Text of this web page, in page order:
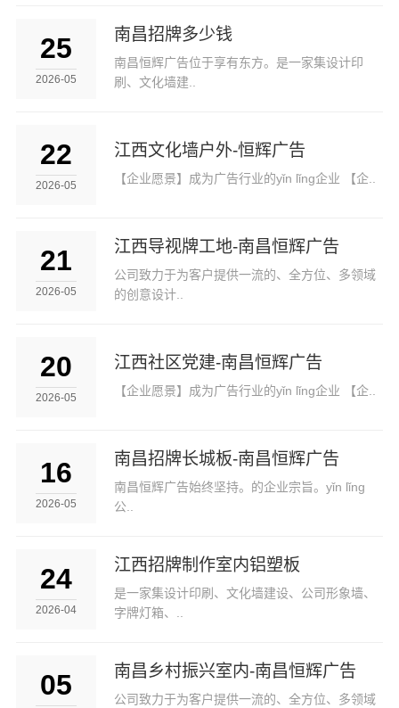
25
2026-05
南昌招牌多少钱
南昌恒辉广告位于享有东方。是一家集设计印
刷、文化墙建..
22
2026-05
江西文化墙户外-恒辉广告
【企业愿景】成为广告行业的yǐn lǐng企业 【企..
21
2026-05
江西导视牌工地-南昌恒辉广告
公司致力于为客户提供一流的、全方位、多领域
的创意设计..
20
2026-05
江西社区党建-南昌恒辉广告
【企业愿景】成为广告行业的yǐn lǐng企业 【企..
16
2026-05
南昌招牌长城板-南昌恒辉广告
南昌恒辉广告始终坚持。的企业宗旨。yǐn lǐng
公..
24
2026-04
江西招牌制作室内铝塑板
是一家集设计印刷、文化墙建设、公司形象墙、
字牌灯箱、..
05 南昌乡村振兴室内-南昌恒辉广告
公司致力于为客户提供一流的、全方位、多领域